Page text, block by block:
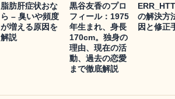
脂肪肝症状おな
ら – 臭いや頻度
が増える原因を
解説
黒谷友香のプロ
フィール：1975
年生まれ、身長
170cm。独身の
理由、現在の活
動、過去の恋愛
まで徹底解説
の解決方
因と修正